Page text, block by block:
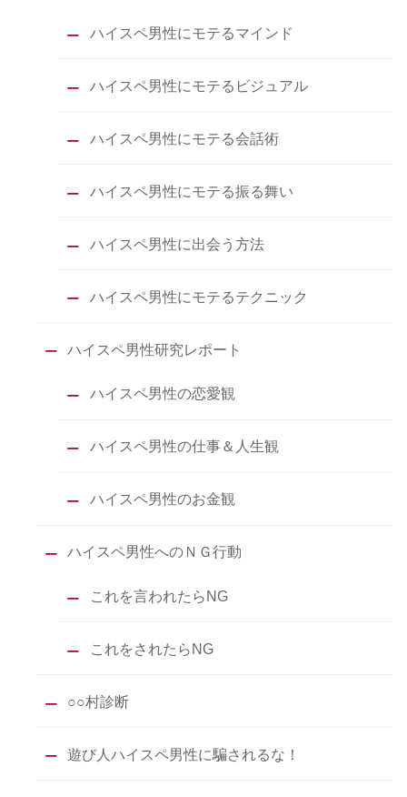
ハイスペ男性にモテるマインド
ハイスペ男性にモテるビジュアル
ハイスペ男性にモテる会話術
ハイスペ男性にモテる振る舞い
ハイスペ男性に出会う方法
ハイスペ男性にモテるテクニック
ハイスペ男性研究レポート
ハイスペ男性の恋愛観
ハイスペ男性の仕事＆人生観
ハイスペ男性のお金観
ハイスペ男性へのＮＧ行動
これを言われたらNG
これをされたらNG
○○村診断
遊び人ハイスペ男性に騙されるな！